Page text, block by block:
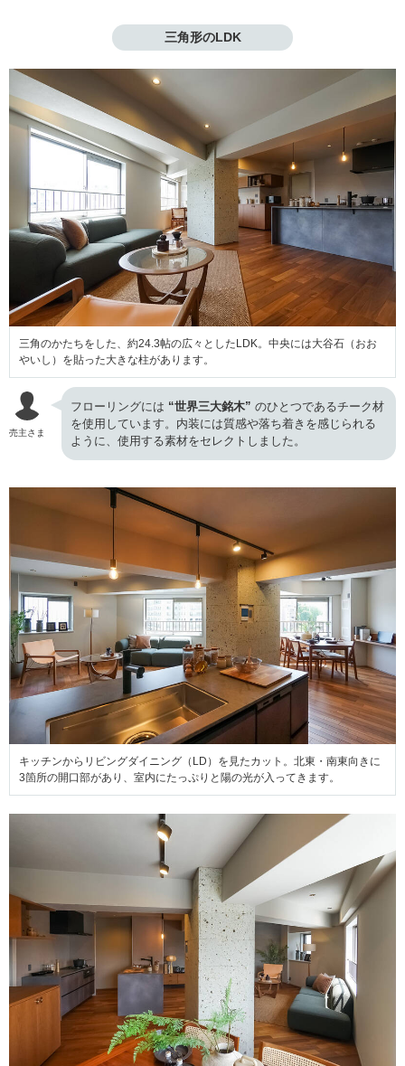
三角形のLDK
三角のかたちをした、約24.3帖の広々としたLDK。中央には大谷石（おお
やいし）を貼った大きな柱があります。
売主さま
フローリングには “世界三大銘木” のひとつであるチーク材
を使用しています。内装には質感や落ち着きを感じられる
ように、使用する素材をセレクトしました。
キッチンからリビングダイニング（LD）を見たカット。北東・南東向きに
3箇所の開口部があり、室内にたっぷりと陽の光が入ってきます。